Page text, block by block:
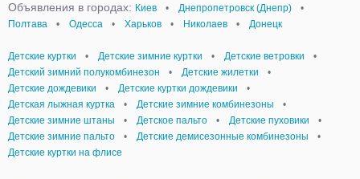
Объявления в городах: Киев • Днепропетровск (Днепр)
•
Полтава
• Одесса • Харьков • Николаев • Донецк
Детские куртки • Детские зимние куртки • Детские ветровки
•
Детский зимний полукомбинезон
• Детские жилетки
•
Детские дождевики
• Детские куртки дождевики
•
Детская лыжная куртка
• Детские зимние комбинезоны
•
Детские зимние штаны
• Детское пальто • Детские пуховики
•
Детские зимние пальто
• Детские демисезонные комбинезоны
•
Детские куртки на флисе